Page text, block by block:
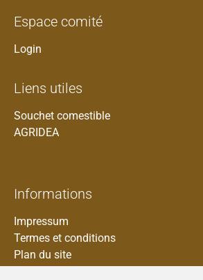
Espace comité
Login
Liens utiles
Souchet comestible
AGRIDEA
Informations
Impressum
Termes et conditions
Plan du site